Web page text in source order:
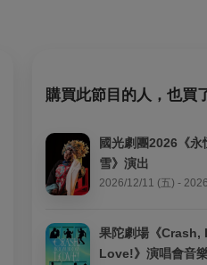
購買此節目的人，也買
國光劇團2026《永
雪》演出
2026/12/11 (五) -
果陀劇場《
Love!》演唱會音